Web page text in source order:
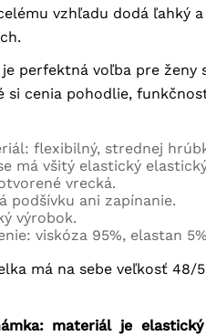
vzhľadu dodá ľahký
perfektná voľba pre ženy
si cenia pohodlie,
flexibilný, strednej
má všitý elastický
vrecká.
podšívku ani zapínanie.
výrobok.
viskóza 95%, elastan
má na sebe veľkosť 48/
materiál je